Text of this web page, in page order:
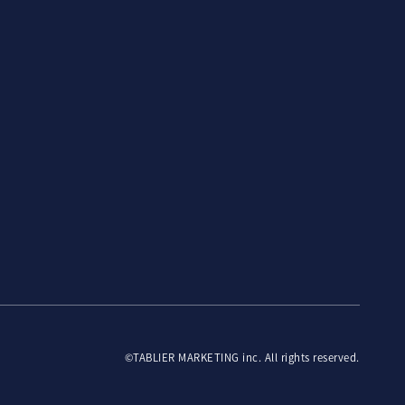
©TABLIER MARKETING inc. All rights reserved.